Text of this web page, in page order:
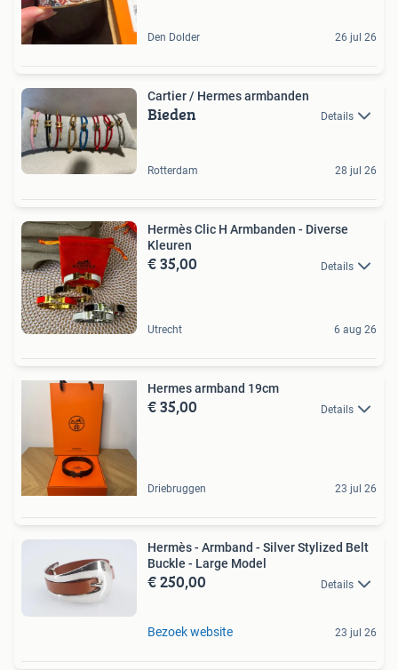
Den Dolder 26 jul 26
Cartier / Hermes armbanden
Bieden Details
Rotterdam 28 jul 26
Hermès Clic H Armbanden - Diverse
Kleuren
€ 35,00 Details
Utrecht 6 aug 26
Hermes armband 19cm
€ 35,00 Details
Driebruggen 23 jul 26
Hermès - Armband - Silver Stylized Belt
Buckle - Large Model
€ 250,00 Details
Bezoek website 23 jul 26